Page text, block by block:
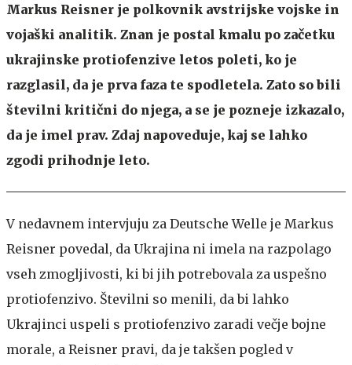
Markus Reisner je polkovnik avstrijske vojske in
vojaški analitik. Znan je postal kmalu po začetku
ukrajinske protiofenzive letos poleti, ko je
razglasil, da je prva faza te spodletela. Zato so bili
številni kritični do njega, a se je pozneje izkazalo,
da je imel prav. Zdaj napoveduje, kaj se lahko
zgodi prihodnje leto.
V nedavnem intervjuju za Deutsche Welle je Markus
Reisner povedal, da Ukrajina ni imela na razpolago
vseh zmogljivosti, ki bi jih potrebovala za uspešno
protiofenzivo. Številni so menili, da bi lahko
Ukrajinci uspeli s protiofenzivo zaradi večje bojne
morale, a Reisner pravi, da je takšen pogled v